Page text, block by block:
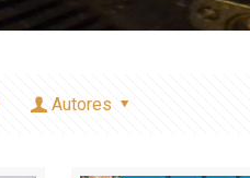
Autores